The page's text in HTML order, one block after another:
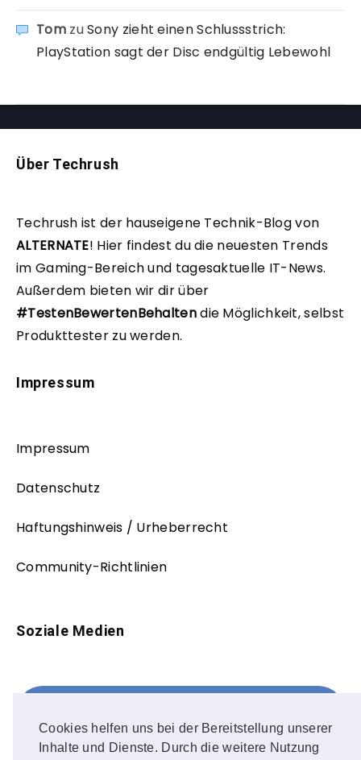
Cookies helfen uns bei der Bereitstellung unserer
Inhalte und Dienste. Durch die weitere Nutzung
TomzuSony zieht einen Schlussstrich:
PlayStation sagt der Disc endgültig Lebewohl
Über Techrush
Techrush ist der hauseigene Technik-Blog von
ALTERNATE! Hier findest du die neuesten Trends
im Gaming-Bereich und tagesaktuelle IT-News.
Außerdem bieten wir dir über
#TestenBewertenBehaltendie Möglichkeit, selbst
Produkttester zu werden.
Impressum
Impressum
Datenschutz
Haftungshinweis / Urheberrecht
Community-Richtlinien
Soziale Medien
FOLLOW ME!